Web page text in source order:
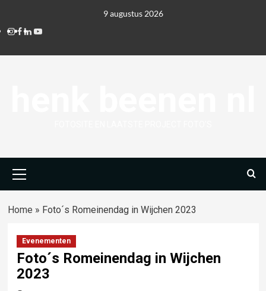
de
9 augustus 2026
Instagram
Facebook
Linkedin
Youtube
menu
Home » Foto´s Romeinendag in Wijchen 2023
Evenementen
Foto´s Romeinendag in Wijchen
2023